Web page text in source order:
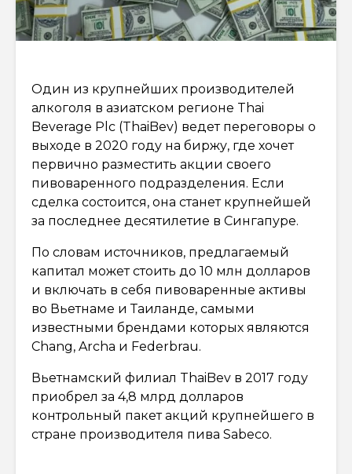
Один из крупнейших производителей
алкоголя в азиатском регионе Thai
Beverage Plc (ThaiBev) ведет переговоры о
выходе в 2020 году на биржу, где хочет
первично разместить акции своего
пивоваренного подразделения. Если
сделка состоится, она станет крупнейшей
за последнее десятилетие в Сингапуре.
По словам источников, предлагаемый
капитал может стоить до 10 млн долларов
и включать в себя пивоваренные активы
во Вьетнаме и Таиланде, самыми
известными брендами которых являются
Chang, Archa и Federbrau.
Вьетнамский филиал ThaiBev в 2017 году
приобрел за 4,8 млрд долларов
контрольный пакет акций крупнейшего в
стране производителя пива Sabeco.